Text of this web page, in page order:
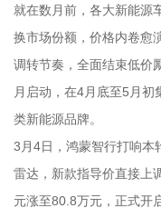
就在数月前，各大新能源
换市场份额，价格内卷愈
调转节奏，全面结束低价
月启动，在4月底至5月
类新能源品牌。
3月4日，鸿蒙智行打响本
雷达，新款指导价直接上
元涨至80.8万元，正式开